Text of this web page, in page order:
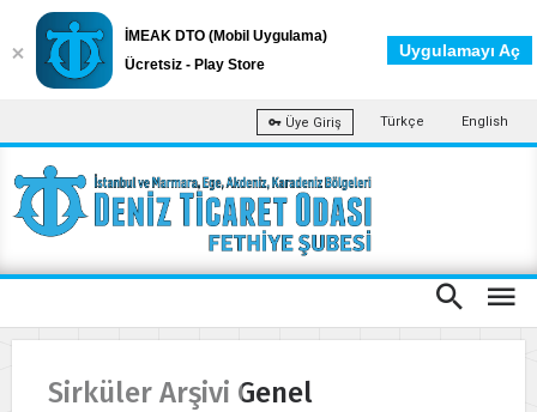
Üye Giriş Türkçe English
Sirküler Arşivi Genel
İMEAK DTO (Mobil Uygulama)
Ücretsiz - Play Store
Uygulamayı Aç